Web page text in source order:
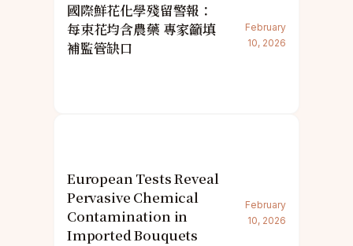
國際鮮花化學殘留警報：
每束花均含農藥 專家籲填
補監管缺口
February
10, 2026
European Tests Reveal
Pervasive Chemical
Contamination in
Imported Bouquets
February
10, 2026